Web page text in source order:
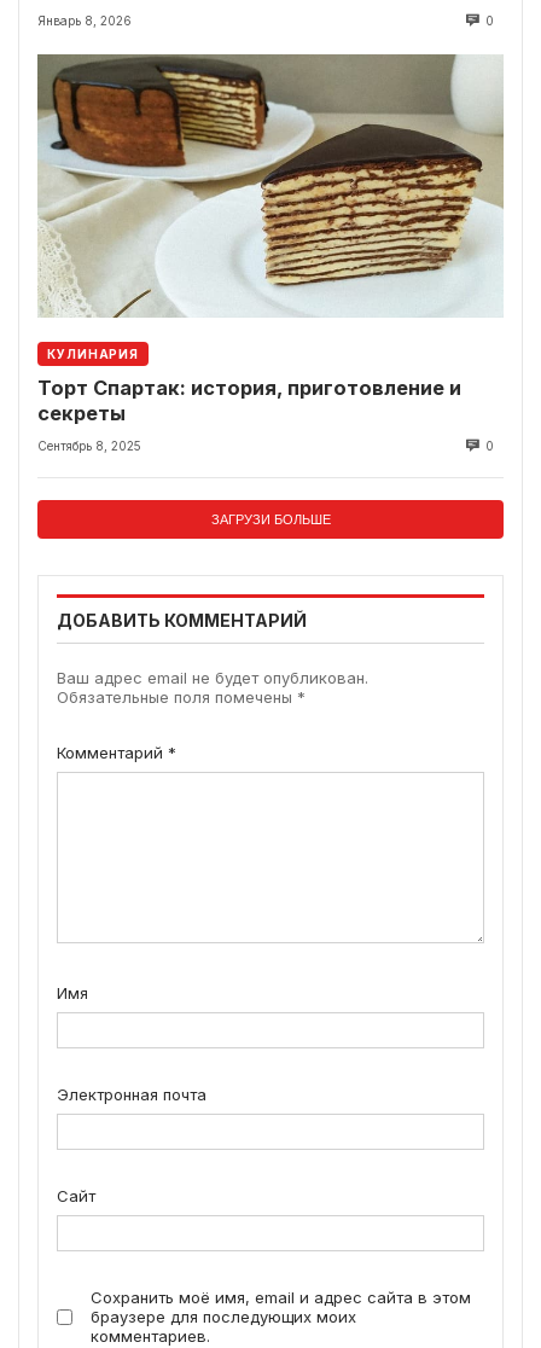
Январь 8, 2026 0
КУЛИНАРИЯ
Торт Спартак: история, приготовление и
секреты
Сентябрь 8, 2025 0
ЗАГРУЗИ БОЛЬШЕ
ДОБАВИТЬ КОММЕНТАРИЙ
Ваш адрес email не будет опубликован.
Обязательные поля помечены *
Комментарий *
Имя
Электронная почта
Сайт
Сохранить моё имя, email и адрес сайта в этом
браузере для последующих моих
комментариев.